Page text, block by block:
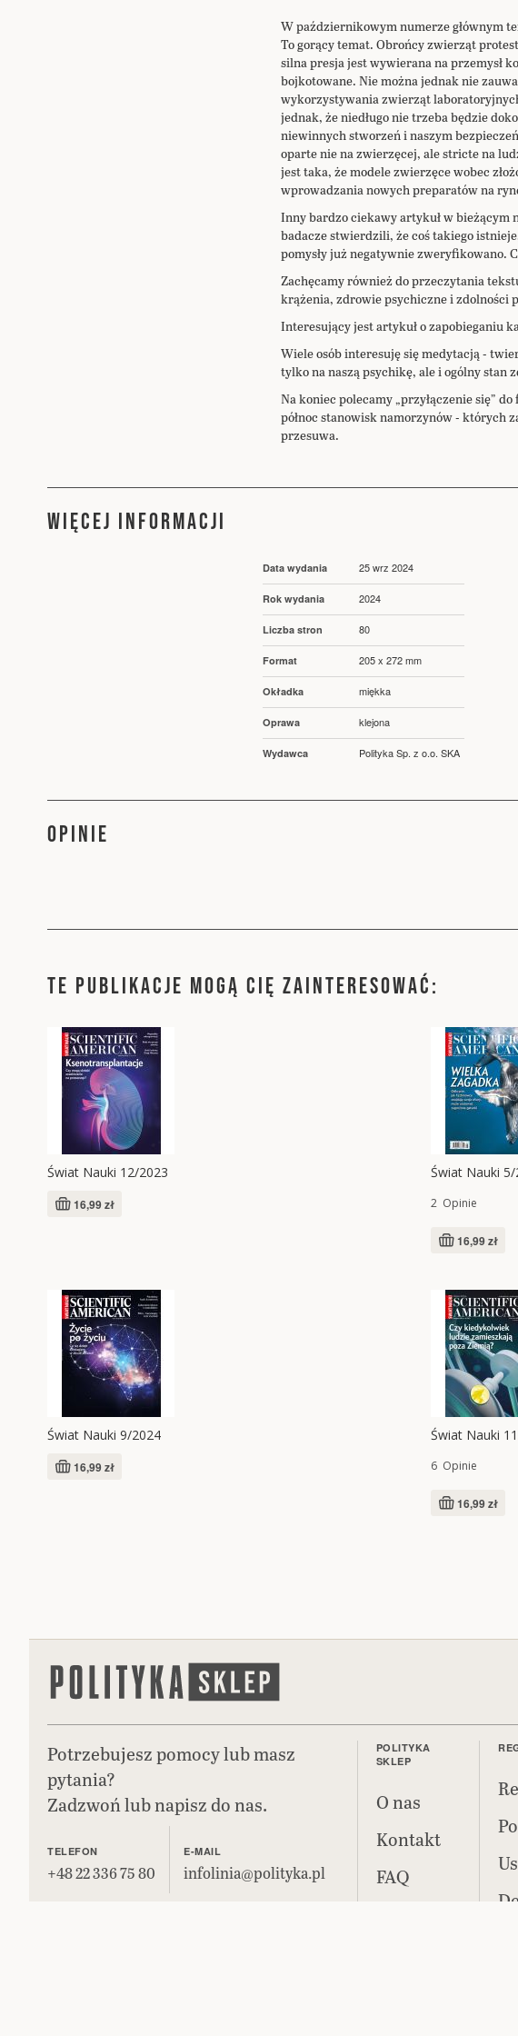
W październikowym numerze głównym
To gorący temat. Obrońcy zwierząt
silna presja jest wywierana na przemysł
bojkotowane. Nie można jednak nie
wykorzystywania zwierząt
jednak, że niedługo nie trzeba będzie
niewinnych stworzeń i naszym
oparte nie na zwierzęcej, ale stricte na
jest taka, że modele zwierzęce wobec
wprowadzania nowych preparatów na
Inny bardzo ciekawy artykuł w bieżącym
badacze stwierdzili, że coś takiego
pomysły już negatywnie zweryfikowano.
Zachęcamy również do przeczytania
krążenia, zdrowie psychiczne i zdolności
Interesujący jest artykuł o zapobieganiu
Wiele osób interesuję się medytacją -
tylko na naszą psychikę, ale i ogólny stan
Na koniec polecamy „przyłączenie się”
północ stanowisk namorzynów - których
przesuwa.
WIĘCEJ INFORMACJI
Więcej
informacji
Data wydania 25 wrz 2024
Rok wydania 2024
Liczba stron 80
Format 205 x 272 mm
Okładka miękka
Oprawa klejona
Wydawca Polityka Sp. z o.o. SKA
OPINIE
TE PUBLIKACJE MOGĄ CIĘ ZAINTERESOWAĆ:
Świat Nauki 12/2023
16,99 zł
Świat Nauki 5/
2 Opinie
16,99 zł
Świat Nauki 9/2024
16,99 zł
Świat Nauki
6 Opinie
16,99 zł
Potrzebujesz pomocy lub masz
pytania?
Zadzwoń lub napisz do nas.
TELEFON
+48 22 336 75 80
E-MAIL
infolinia@polityka.pl
POLITYKA
SKLEP
O nas
Kontakt
FAQ